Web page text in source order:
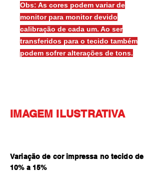
Obs: As cores podem variar de
monitor para monitor devido
calibração de cada um. Ao ser
transferidos para o tecido também
podem sofrer alterações de tons.
IMAGEM ILUSTRATIVA
Variação de cor impressa no tecido de
10% a 15%